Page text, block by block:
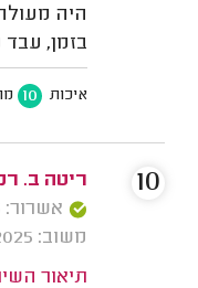
היה
בזמן,
איכות 10
ריטה ב.
אשרור: 28/12/2025
משוב: 29/08/2025
תיאור
10